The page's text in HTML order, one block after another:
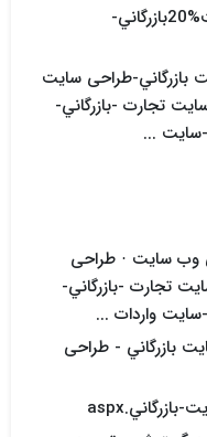
pordoweb.com/.../طراحي%20سايت%20بازرگاني-
بازرگاني-طراحی سایت
تجارت -بازرگاني-
وب سايت · طراحی
تجارت -بازرگاني-
بازرگاني - طراحی